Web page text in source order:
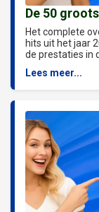
De 50
Het complete
hits uit het jaar
de prestaties in
Lees meer...